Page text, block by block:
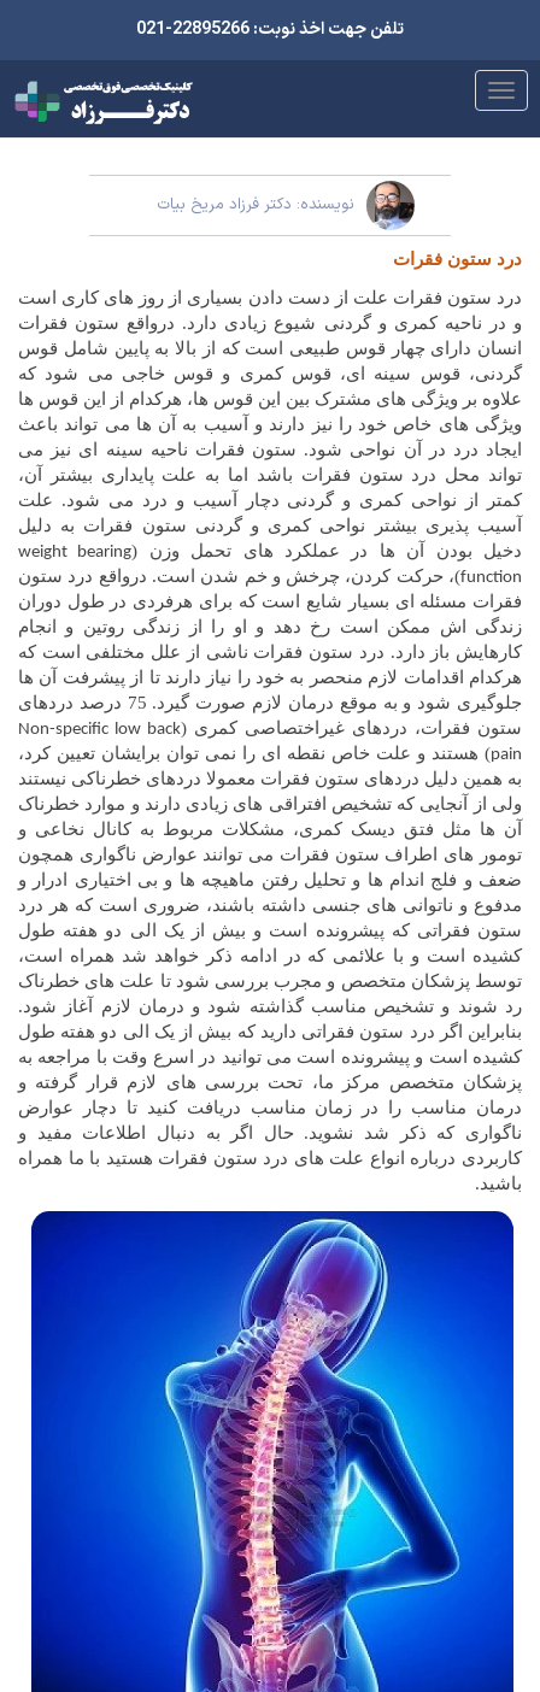
تلفن جهت اخذ نوبت: 22895266-021
نویسنده: دکتر فرزاد مریخ بیات
درد ستون فقرات
درد ستون فقرات علت از دست دادن بسیاری از روز های کاری است
و در ناحیه کمری و گردنی شیوع زیادی دارد. درواقع ستون فقرات
انسان دارای چهار قوس طبیعی است که از بالا به پایین شامل قوس
گردنی، قوس سینه ای، قوس کمری و قوس خاجی می شود که
علاوه بر ویژگی های مشترک بین این قوس ها، هرکدام از این قوس ها
ویژگی های خاص خود را نیز دارند و آسیب به آن ها می تواند باعث
ایجاد درد در آن نواحی شود. ستون فقرات ناحیه سینه ای نیز می
تواند محل درد ستون فقرات باشد اما به علت پایداری بیشتر آن،
کمتر از نواحی کمری و گردنی دچار آسیب و درد می شود. علت
آسیب پذیری بیشتر نواحی کمری و گردنی ستون فقرات به دلیل
دخیل بودن آن ها در عملکرد های تحمل وزن (weight bearing
function)، حرکت کردن، چرخش و خم شدن است. درواقع درد ستون
فقرات مسئله ای بسیار شایع است که برای هرفردی در طول دوران
زندگی اش ممکن است رخ دهد و او را از زندگی روتین و انجام
کارهایش باز دارد. درد ستون فقرات ناشی از علل مختلفی است که
هرکدام اقدامات لازم منحصر به خود را نیاز دارند تا از پیشرفت آن ها
جلوگیری شود و به موقع درمان لازم صورت گیرد. 75 درصد دردهای
ستون فقرات، دردهای غیراختصاصی کمری (Non-specific low back
pain) هستند و علت خاص نقطه ای را نمی توان برایشان تعیین کرد،
به همین دلیل دردهای ستون فقرات معمولا دردهای خطرناکی نیستند
ولی از آنجایی که تشخیص افتراقی های زیادی دارند و موارد خطرناک
آن ها مثل فتق دیسک کمری، مشکلات مربوط به کانال نخاعی و
تومور های اطراف ستون فقرات می توانند عوارض ناگواری همچون
ضعف و فلج اندام ها و تحلیل رفتن ماهیچه ها و بی اختیاری ادرار و
مدفوع و ناتوانی های جنسی داشته باشند، ضروری است که هر درد
ستون فقراتی که پیشرونده است و بیش از یک الی دو هفته طول
کشیده است و با علائمی که در ادامه ذکر خواهد شد همراه است،
توسط پزشکان متخصص و مجرب بررسی شود تا علت های خطرناک
رد شوند و تشخیص مناسب گذاشته شود و درمان لازم آغاز شود.
بنابراین اگر درد ستون فقراتی دارید که بیش از یک الی دو هفته طول
کشیده است و پیشرونده است می توانید در اسرع وقت با مراجعه به
پزشکان متخصص مرکز ما، تحت بررسی های لازم قرار گرفته و
درمان مناسب را در زمان مناسب دریافت کنید تا دچار عوارض
ناگواری که ذکر شد نشوید. حال اگر به دنبال اطلاعات مفید و
کاربردی درباره انواع علت های درد ستون فقرات هستید با ما همراه
باشید.